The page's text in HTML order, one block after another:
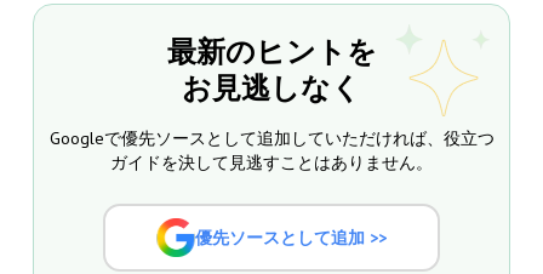
最新のヒントを
お見逃しなく
Googleで優先ソースとして追加していただければ、役立つ
ガイドを決して見逃すことはありません。
優先ソースとして追加 >>